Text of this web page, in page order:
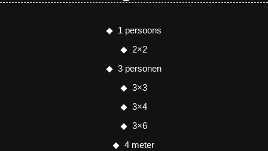
1 persoons
2×2
3 personen
3×3
3×4
3×6
4 meter